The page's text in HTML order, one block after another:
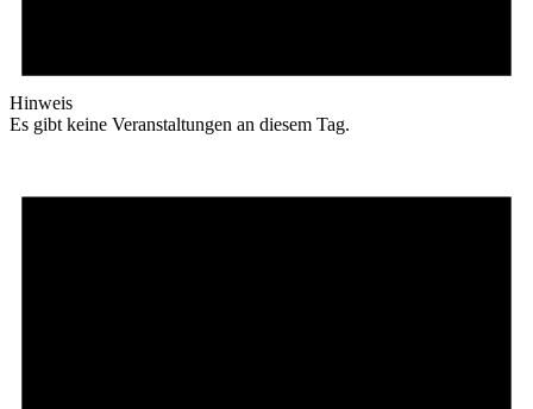
Hinweis
Es gibt keine Veranstaltungen an diesem Tag.